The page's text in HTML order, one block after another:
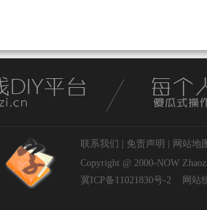
联系我们 免责声明
网站地
Copyright @ 2000-NOW
冀ICP备11021830号-2
网站